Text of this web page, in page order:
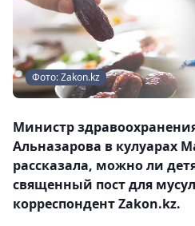
Фото: Zakon.kz
Министр
Альназарова в кулуарах
рассказала, можно ли
священный пост для
корреспондент Zakon.kz.